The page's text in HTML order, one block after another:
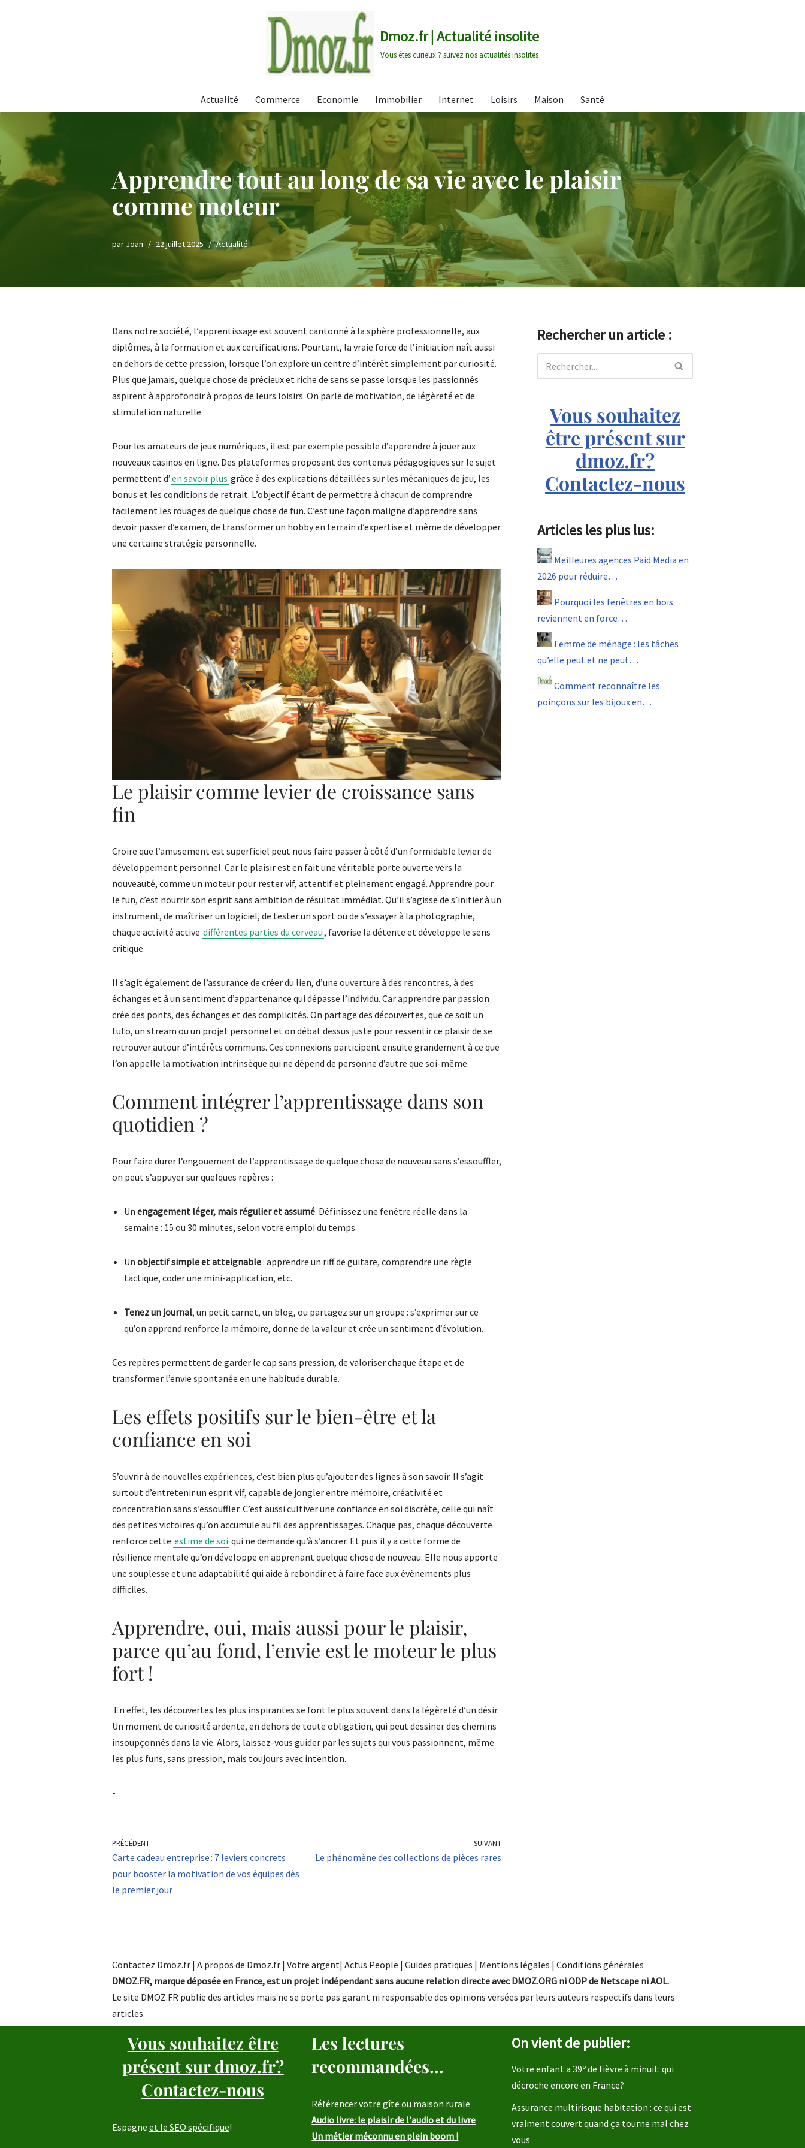
Dmoz.fr | Actualité insolite
Vous êtes curieux ? suivez nos actualités insolites
Actualité Commerce Economie Immobilier Internet Loisirs Maison Santé
Apprendre tout au long de sa vie avec le plaisir
comme moteur
par Joan 22 juillet 2025 Actualité
Dans notre société, l’apprentissage est souvent cantonné à la sphère professionnelle, aux
diplômes, à la formation et aux certifications. Pourtant, la vraie force de l’initiation naît aussi
en dehors de cette pression, lorsque l’on explore un centre d’intérêt simplement par curiosité.
Plus que jamais, quelque chose de précieux et riche de sens se passe lorsque les passionnés
aspirent à approfondir à propos de leurs loisirs. On parle de motivation, de légèreté et de
stimulation naturelle.
Pour les amateurs de jeux numériques, il est par exemple possible d’apprendre à jouer aux
nouveaux casinos en ligne. Des plateformes proposant des contenus pédagogiques sur le sujet
permettent d’en savoir plus grâce à des explications détaillées sur les mécaniques de jeu, les
bonus et les conditions de retrait. L’objectif étant de permettre à chacun de comprendre
facilement les rouages de quelque chose de fun. C’est une façon maligne d’apprendre sans
devoir passer d’examen, de transformer un hobby en terrain d’expertise et même de développer
une certaine stratégie personnelle.
Le plaisir comme levier de croissance sans
fin
Croire que l’amusement est superficiel peut nous faire passer à côté d’un formidable levier de
développement personnel. Car le plaisir est en fait une véritable porte ouverte vers la
nouveauté, comme un moteur pour rester vif, attentif et pleinement engagé. Apprendre pour
le fun, c’est nourrir son esprit sans ambition de résultat immédiat. Qu’il s’agisse de s’initier à un
instrument, de maîtriser un logiciel, de tester un sport ou de s’essayer à la photographie,
chaque activité active différentes parties du cerveau, favorise la détente et développe le sens
critique.
Il s’agit également de l’assurance de créer du lien, d’une ouverture à des rencontres, à des
échanges et à un sentiment d’appartenance qui dépasse l’individu. Car apprendre par passion
crée des ponts, des échanges et des complicités. On partage des découvertes, que ce soit un
tuto, un stream ou un projet personnel et on débat dessus juste pour ressentir ce plaisir de se
retrouver autour d’intérêts communs. Ces connexions participent ensuite grandement à ce que
l’on appelle la motivation intrinsèque qui ne dépend de personne d’autre que soi-même.
Comment intégrer l’apprentissage dans son
quotidien ?
Pour faire durer l’engouement de l’apprentissage de quelque chose de nouveau sans s’essouffler,
on peut s’appuyer sur quelques repères :
Un engagement léger, mais régulier et assumé. Définissez une fenêtre réelle dans la
semaine : 15 ou 30 minutes, selon votre emploi du temps.
Un objectif simple et atteignable: apprendre un riff de guitare, comprendre une règle
tactique, coder une mini-application, etc.
Tenez un journal, un petit carnet, un blog, ou partagez sur un groupe : s’exprimer sur ce
qu’on apprend renforce la mémoire, donne de la valeur et crée un sentiment d’évolution.
Ces repères permettent de garder le cap sans pression, de valoriser chaque étape et de
transformer l’envie spontanée en une habitude durable.
Les effets positifs sur le bien-être et la
confiance en soi
S’ouvrir à de nouvelles expériences, c’est bien plus qu’ajouter des lignes à son savoir. Il s’agit
surtout d’entretenir un esprit vif, capable de jongler entre mémoire, créativité et
concentration sans s’essouffler. C’est aussi cultiver une confiance en soi discrète, celle qui naît
des petites victoires qu’on accumule au fil des apprentissages. Chaque pas, chaque découverte
renforce cette estime de soi qui ne demande qu’à s’ancrer. Et puis il y a cette forme de
résilience mentale qu’on développe en apprenant quelque chose de nouveau. Elle nous apporte
une souplesse et une adaptabilité qui aide à rebondir et à faire face aux évènements plus
difficiles.
Apprendre, oui, mais aussi pour le plaisir,
parce qu’au fond, l’envie est le moteur le plus
fort !
En effet, les découvertes les plus inspirantes se font le plus souvent dans la légèreté d’un désir.
Un moment de curiosité ardente, en dehors de toute obligation, qui peut dessiner des chemins
insoupçonnés dans la vie. Alors, laissez-vous guider par les sujets qui vous passionnent, même
les plus funs, sans pression, mais toujours avec intention.
-
PRÉCÉDENT
Carte cadeau entreprise : 7 leviers concrets
pour booster la motivation de vos équipes dès
le premier jour
SUIVANT
Le phénomène des collections de pièces rares
Rechercher un article :
Vous souhaitez
être présent sur
dmoz.fr?
Contactez-nous
Articles les plus lus:
Meilleures agences Paid Media en
2026 pour réduire…
Pourquoi les fenêtres en bois
reviennent en force…
Femme de ménage : les tâches
qu’elle peut et ne peut…
Comment reconnaître les
poinçons sur les bijoux en…
Contactez Dmoz.fr | A propos de Dmoz.fr | Votre argent| Actus People | Guides pratiques | Mentions légales | Conditions générales
DMOZ.FR, marque déposée en France, est un projet indépendant sans aucune relation directe avec DMOZ.ORG ni ODP de Netscape ni AOL.
Le site DMOZ.FR publie des articles mais ne se porte pas garant ni responsable des opinions versées par leurs auteurs respectifs dans leurs
articles.
Vous souhaitez être
présent sur dmoz.fr?
Contactez-nous
Espagne et le SEO spécifique!
Les lectures
recommandées...
Référencer votre gîte ou maison rurale
Audio livre: le plaisir de l'audio et du livre
Un métier méconnu en plein boom !
On vient de publier:
Votre enfant a 39º de fièvre à minuit: qui
décroche encore en France?
Assurance multirisque habitation : ce qui est
vraiment couvert quand ça tourne mal chez
vous